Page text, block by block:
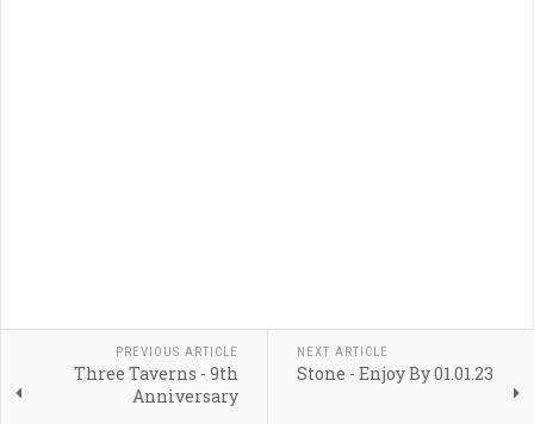
PREVIOUS ARTICLE
Three Taverns - 9th
Anniversary
NEXT ARTICLE
Stone - Enjoy By 01.01.23